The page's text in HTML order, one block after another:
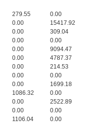
279.55
0.00
0.00
15417.92
0.00
309.04
0.00
0.00
0.00
9094.47
0.00
4787.37
0.00
214.53
0.00
0.00
0.00
1699.18
1086.32
0.00
0.00
2522.89
0.00
0.00
1106.04
0.00